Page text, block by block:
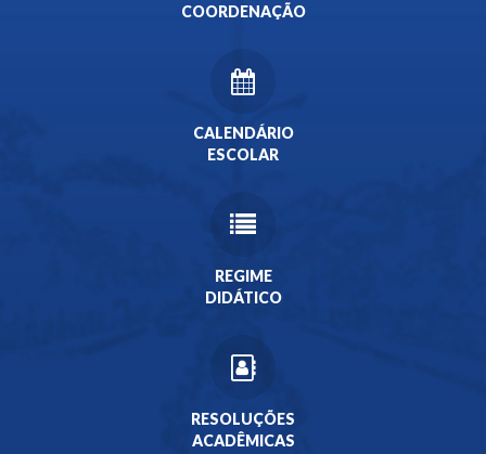
COORDENAÇÃO
CALENDÁRIO
ESCOLAR
REGIME
DIDÁTICO
RESOLUÇÕES
ACADÊMICAS